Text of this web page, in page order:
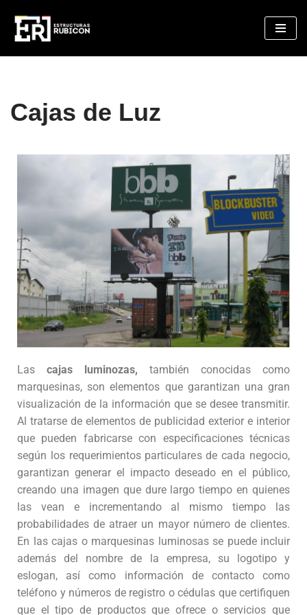
Saltar
al
Cajas de Luz
Las cajas luminozas, también conocidas como
marquesinas, son elementos que garantizan una gran
visualización de la información que se desee transmitir.
Al tratarse de elementos de publicidad exterior e interior
que pueden fabricarse con especificaciones técnicas
según los requerimientos particulares de cada negocio,
garantizan generar el impacto deseado en el público,
creando una imagen que dure largo tiempo en quienes
las vean e incrementando al mismo tiempo las
probabilidades de atraer un mayor número de clientes.
En las cajas o marquesinas luminosas se puede incluir
además del nombre de la empresa, su logotipo y
eslogan, así como información de contacto como
teléfono y números de registro o cédulas que certifiquen
que el tipo de productos que ofrece o servicios que